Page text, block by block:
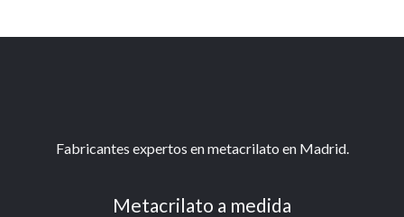
Fabricantes expertos en metacrilato en Madrid.
Metacrilato a medida